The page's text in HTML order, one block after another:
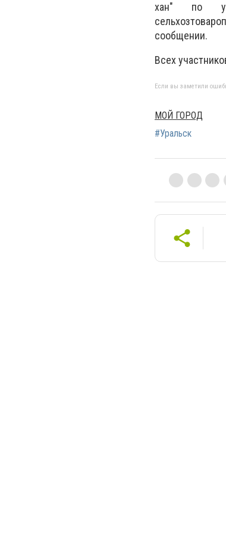
хан" по
сообщении.
Всех
Если вы заметили
МОЙ ГОРОД
#Уральск